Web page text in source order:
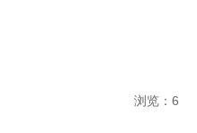
浏览：6